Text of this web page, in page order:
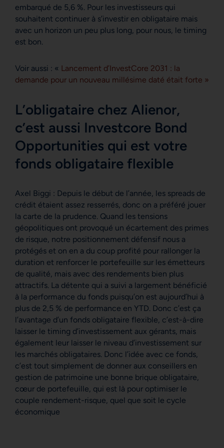
embarqué de 5,6 %. Pour les investisseurs qui
souhaitent continuer à s’investir en obligataire mais
avec un horizon un peu plus long, pour nous, le timing
est bon.
Voir aussi : « Lancement d’InvestCore 2031 : la
demande pour un nouveau millésime daté était forte »
L’obligataire chez Alienor,
c’est aussi Investcore Bond
Opportunities qui est votre
fonds obligataire flexible
Axel Biggi : Depuis le début de l’année, les spreads de
crédit étaient assez resserrés, donc on a préféré jouer
la carte de la prudence. Quand les tensions
géopolitiques ont provoqué un écartement des primes
de risque, notre positionnement défensif nous a
protégés et on en a du coup profité pour rallonger la
duration et renforcer le portefeuille sur les émetteurs
de qualité, mais avec des rendements bien plus
attractifs. La détente qui a suivi a largement bénéficié
à la performance du fonds puisqu’on est aujourd’hui à
plus de 2,5 % de performance en YTD. Donc c’est ça
l’avantage d’un fonds obligataire flexible, c’est-à-dire
laisser le timing d’investissement aux gérants, mais
également leur laisser le niveau d’investissement sur
les marchés obligataires. Donc l’idée avec ce fonds,
c’est tout simplement de donner aux conseillers en
gestion de patrimoine une bonne brique obligataire,
cœur de portefeuille, qui est là pour optimiser le
couple rendement-risque, quel que soit le cycle
économique
Securities Act de 1933, qui vise notamment toute personne physique
résidant aux Etats-Unis d’Amérique et toute entité ou société
organisée ou enregistrée en vertu de la réglementation américaine. Si
vous êtes une « U.S. Person », vous n’êtes pas autorisé à accéder à ce